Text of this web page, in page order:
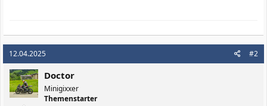
12.04.2025 #2
Doctor
Minigixxer
Themenstarter